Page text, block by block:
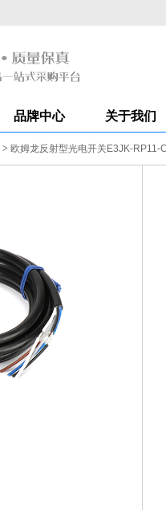
订
品牌中心 关于我们
> 欧姆龙反射型光电开关E3JK-RP11-